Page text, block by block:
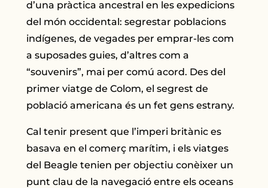
d’una pràctica ancestral en les expedicions
del món occidental: segrestar poblacions
indígenes, de vegades per emprar-les com
a suposades guies, d’altres com a
“souvenirs”, mai per comú acord. Des del
primer viatge de Colom, el segrest de
població americana és un fet gens estrany.
Cal tenir present que l’imperi britànic es
basava en el comerç marítim, i els viatges
del Beagle tenien per objectiu conèixer un
punt clau de la navegació entre els oceans